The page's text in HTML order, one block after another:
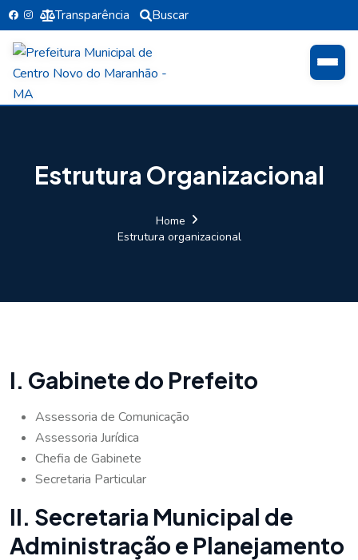
Transparência Buscar
Estrutura Organizacional
Home
Estrutura organizacional
I. Gabinete do Prefeito
Assessoria de Comunicação
Assessoria Jurídica
Chefia de Gabinete
Secretaria Particular
II. Secretaria Municipal de
Administração e Planejamento